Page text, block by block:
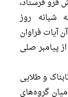
فرو فرستاد،
شبانه روز
آیات فراوان
پیامبر صلی
و طلایی
گروه‌های